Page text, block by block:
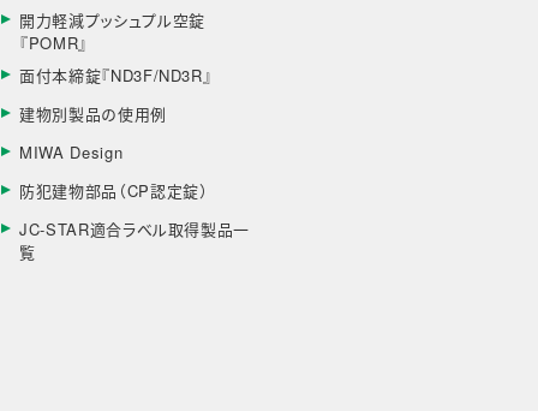
開力軽減プッシュプル空錠
『POMR』
面付本締錠『ND3F/ND3R』
建物別製品の使用例
MIWA Design
防犯建物部品（CP認定錠）
JC-STAR適合ラベル取得製品一
覧